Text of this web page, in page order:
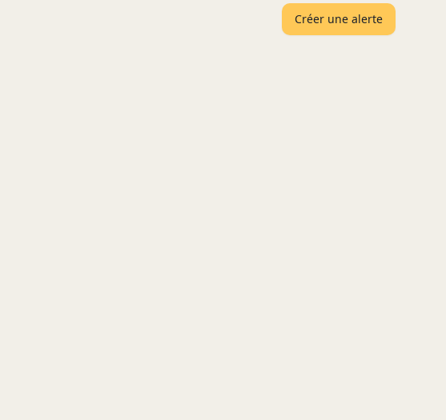
Créer une alerte